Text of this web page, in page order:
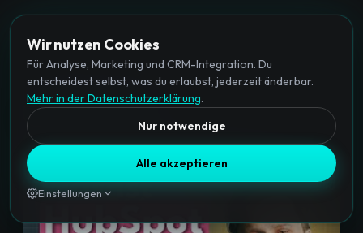
MEHR AUS DEM BLOG
Wir nutzen Cookies
Für Analyse, Marketing und CRM-Integration. Du
entscheidest selbst, was du erlaubst, jederzeit änderbar.
Mehr in der Datenschutzerklärung.
Nur notwendige
Alle akzeptieren
Einstellungen